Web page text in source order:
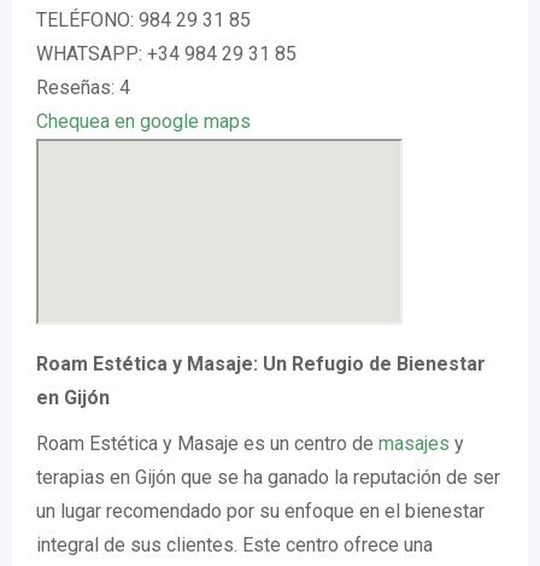
TELÉFONO: 984 29 31 85
WHATSAPP: +34 984 29 31 85
Reseñas: 4
Chequea en google maps
Roam Estética y Masaje: Un Refugio de Bienestar
en Gijón
Roam Estética y Masaje es un centro de masajes y
terapias en Gijón que se ha ganado la reputación de ser
un lugar recomendado por su enfoque en el bienestar
integral de sus clientes. Este centro ofrece una